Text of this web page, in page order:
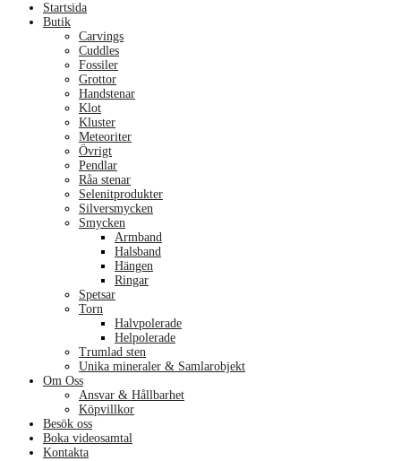
Startsida
Butik
Carvings
Cuddles
Fossiler
Grottor
Handstenar
Klot
Kluster
Meteoriter
Övrigt
Pendlar
Råa stenar
Selenitprodukter
Silversmycken
Smycken
Armband
Halsband
Hängen
Ringar
Spetsar
Torn
Halvpolerade
Helpolerade
Trumlad sten
Unika mineraler & Samlarobjekt
Om Oss
Ansvar & Hållbarhet
Köpvillkor
Besök oss
Boka videosamtal
Kontakta